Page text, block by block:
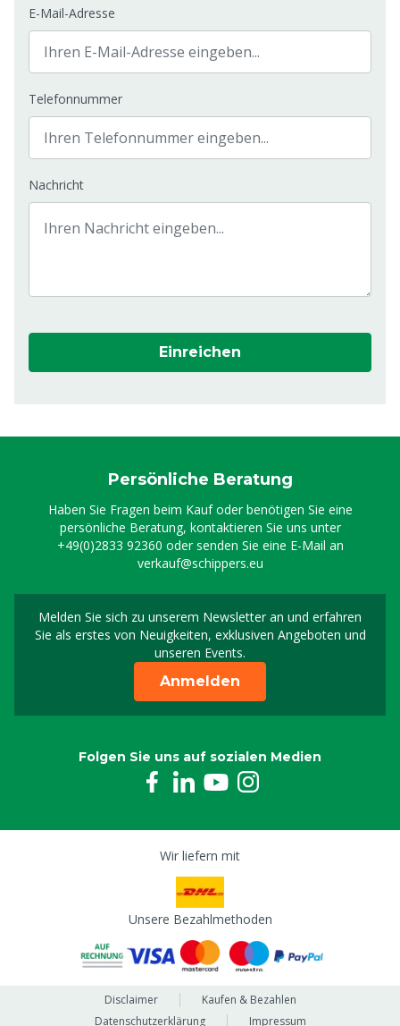
E-Mail-Adresse
Telefonnummer
Nachricht
Einreichen
Persönliche Beratung
Haben Sie Fragen beim Kauf oder benötigen Sie eine
persönliche Beratung, kontaktieren Sie uns unter
+49(0)2833 92360 oder senden Sie eine E-Mail an
verkauf@schippers.eu
Melden Sie sich zu unserem Newsletter an und erfahren
Sie als erstes von Neuigkeiten, exklusiven Angeboten und
unseren Events.
Melden Sie sich für
Anmelden
Folgen Sie uns auf sozialen Medien
Wir liefern mit
Unsere Bezahlmethoden
Disclaimer
Kaufen & Bezahlen
Datenschutzerklärung
Impressum